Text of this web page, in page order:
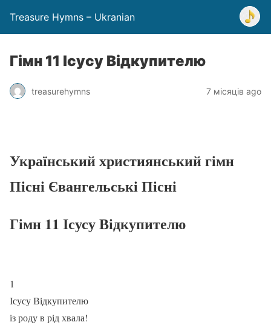
Treasure Hymns – Ukranian
Гімн 11 Ісусу Відкупителю
treasurehymns 7 місяців ago
Український християнський гімн
Пісні Євангельські Пісні
Гімн 11 Ісусу Відкупителю
1
Ісусу Відкупителю
із роду в рід хвала!